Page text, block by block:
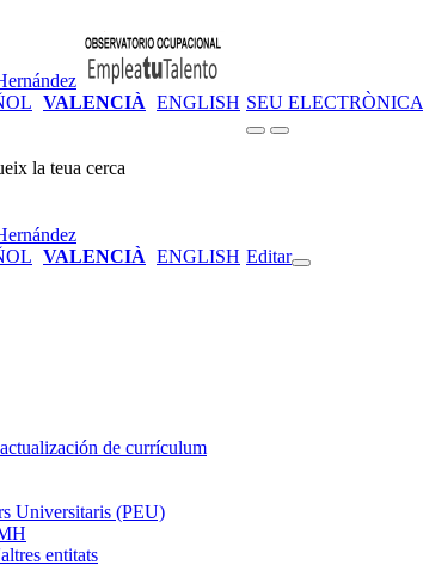
VALENCIÀ ENGLISH SEU ELECTRÒNICA
la teua cerca
VALENCIÀ ENGLISH Editar
de currículum
Universitaris (PEU)
entitats